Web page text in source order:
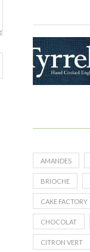
AMANDES
BRIOCHE
CAKE FACTORY
CHOCOLAT
CITRON VERT